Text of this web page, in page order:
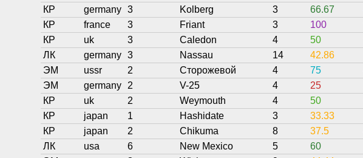
КР
germany 3 Kolberg 3 66.67
КР
france 3 Friant 3 100
КР
uk 3 Caledon 4 50
ЛК
germany 3 Nassau 14 42.86
ЭМ
ussr 2 Сторожевой 4 75
ЭМ
germany 2 V-25 4 25
КР
uk 2 Weymouth 4 50
КР
japan 1 Hashidate 3 33.33
КР
japan 2 Chikuma 8 37.5
ЛК
usa 6 New Mexico 5 60